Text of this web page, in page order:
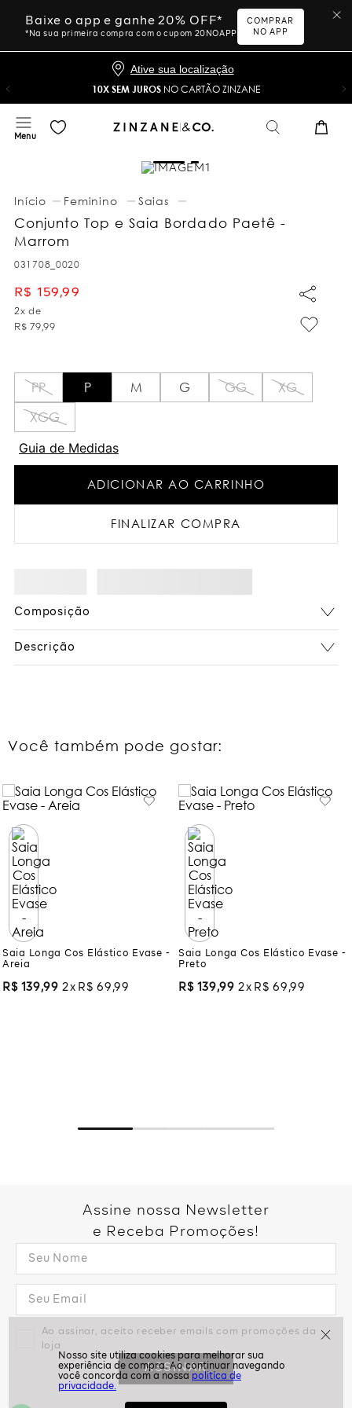
Baixe o app e ganhe 20% OFF*
*Na sua primeira compra com o cupom 20NOAPP
COMPRAR
NO APP
Ative sua localização
10X SEM JUROS NO CARTÃO ZINZANE
politíca de
privacidade.
Feminino Saias
Conjunto Top e Saia Bordado Paetê -
Marrom
031708_0020
R$ 159,99
2x de
R$ 79,99
PP P M G GG
XG
XGG
Guia de Medidas
ADICIONAR AO CARRINHO
FINALIZAR COMPRA
Composição
Descrição
Você também pode gostar:
Saia Longa Cos Elástico Evase -
Areia
R$ 139,99 2 R$ 69 ,99
Saia Longa Cos Elástico Evase -
Preto
R$ 139,99 2 R$ 69 ,99
Assine nossa Newsletter
e Receba Promoções!
Ao assinar, aceito receber emails com promoções da
loja
ASSINAR